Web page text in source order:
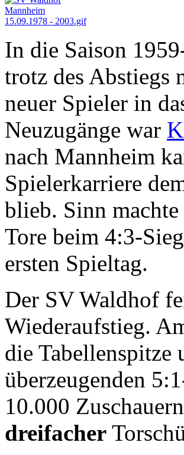
In die Saison
trotz des Abstiegs
neuer Spieler in
Neuzugänge war
nach Mannheim
Spielerkarriere
blieb. Sinn
Tore beim 4:3-
ersten Spieltag.
Der SV Waldhof
Wiederaufstieg.
die Tabellenspitze
überzeugenden
10.000
dreifacher